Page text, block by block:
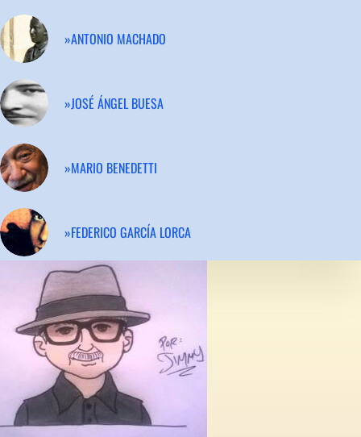
»ANTONIO MACHADO
»JOSÉ ÁNGEL BUESA
»MARIO BENEDETTI
»FEDERICO GARCÍA LORCA